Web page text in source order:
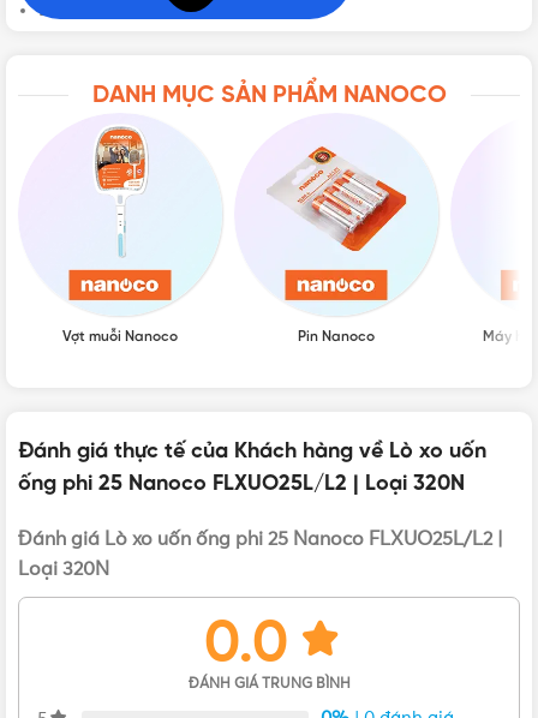
Dòng sản phẩm:Lò xo uốn ống
Lực nén: 750N
Xuất xứ: Việt Nam
Đặc điểm nổi bật của lò xo uốn ống điện D25
FLXUO25L/L2
DANH MỤC SẢN PHẨM NANOCO
Vợt muỗi Nanoco Pin Nanoco Máy
Đánh giá thực tế của Khách hàng về Lò xo uốn
ống phi 25 Nanoco FLXUO25L/L2 | Loại 320N
Đánh giá Lò xo uốn ống phi 25 Nanoco FLXUO25L/L2 |
Loại 320N
0.0
ĐÁNH GIÁ TRUNG BÌNH